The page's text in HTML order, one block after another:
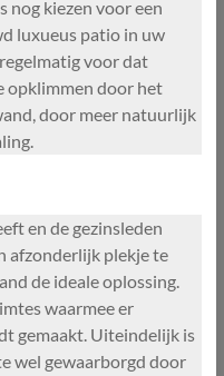
nog kiezen voor een
luxueus patio in uw
voor dat
opklimmen door het
door meer natuurlijk
en de gezinsleden
afzonderlijk plekje te
de ideale oplossing.
waarmee er
gemaakt. Uiteindelijk is
wel gewaarborgd door